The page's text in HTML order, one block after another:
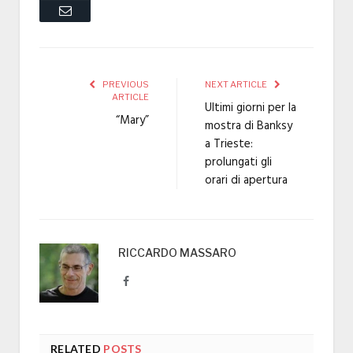
Email
PREVIOUS
ARTICLE
“Mary”
NEXT ARTICLE
Ultimi giorni per la
mostra di Banksy
a Trieste:
prolungati gli
orari di apertura
RICCARDO MASSARO
Facebook
RELATED POSTS